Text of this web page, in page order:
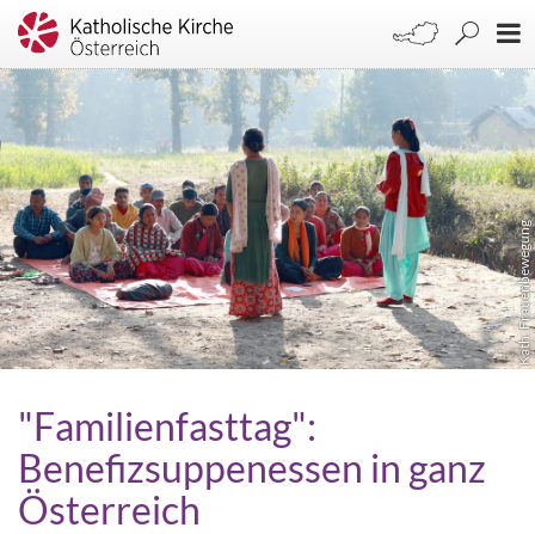
Kath. Frauenbewegung
"Familienfasttag":
Benefizsuppenessen in ganz
Österreich